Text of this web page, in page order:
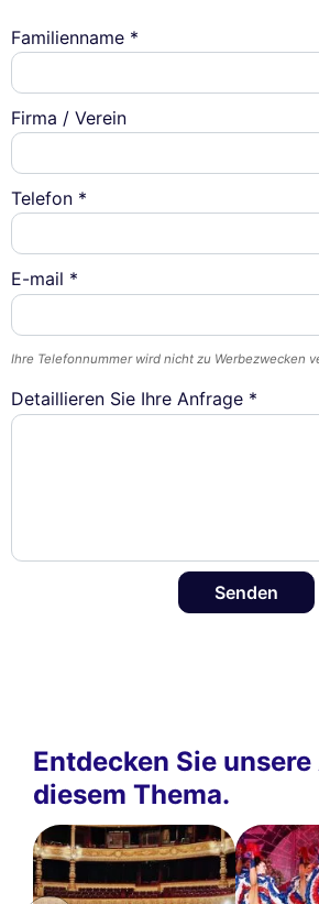
Familienname *
Firma / Verein
Telefon *
E-mail *
Ihre Telefonnummer wird nicht zu Werbezwecken
Detaillieren Sie Ihre Anfrage *
Senden
Entdecken Sie
diesem Thema.